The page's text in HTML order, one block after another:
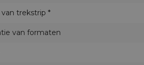
trekstrip *
van formaten